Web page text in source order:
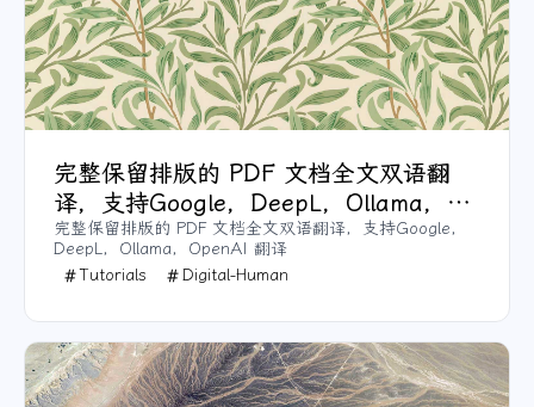
完整保留排版的 PDF 文档全文双语翻
译，支持Google，DeepL，Ollama，
OpenAI 翻译
完整保留排版的 PDF 文档全文双语翻译，支持Google，
DeepL，Ollama，OpenAI 翻译
Tutorials
Digital-Human